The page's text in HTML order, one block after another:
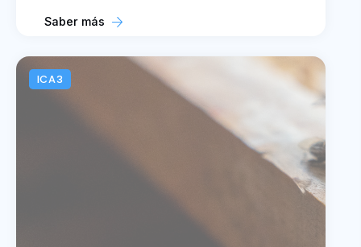
Saber más
ICA3